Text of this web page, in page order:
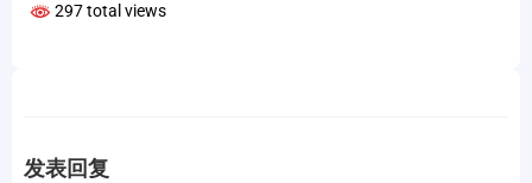
297 total views
发表回复